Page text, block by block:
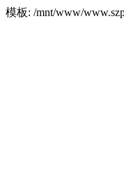
模板: /mnt/www/